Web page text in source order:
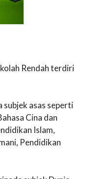
Rendah terdiri
asas seperti
Cina dan
Islam,
Pendidikan